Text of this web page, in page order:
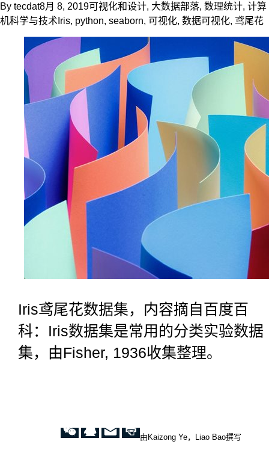
By tecdat8月 8, 2019可视化和设计, 大数据部落, 数理统计, 计算
机科学与技术 Iris, python, seaborn, 可视化, 数据可视化, 鸢尾花
Iris鸢尾花数据集，内容摘自百度百
科：Iris数据集是常用的分类实验数据
集，由Fisher, 1936收集整理。
由Kaizong Ye，Liao Bao撰写